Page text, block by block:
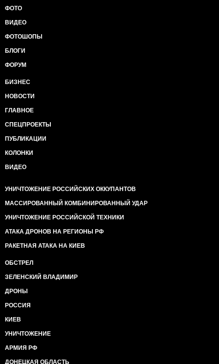
ФОТО
ВИДЕО
ФОТОШОПЫ
БЛОГИ
ФОРУМ
БИЗНЕС
НОВОСТИ
ГЛАВНОЕ
СПЕЦПРОЕКТЫ
ПУБЛИКАЦИИ
КОЛОНКИ
ВИДЕО
УНИЧТОЖЕНИЕ РОССИЙСКИХ ОККУПАНТОВ
МАССИРОВАННЫЙ КОМБИНИРОВАННЫЙ УДАР
УНИЧТОЖЕНИЕ РОССИЙСКОЙ ТЕХНИКИ
АТАКА ДРОНОВ НА РЕГИОНЫ РФ
РАКЕТНАЯ АТАКА НА КИЕВ
ОБСТРЕЛ
ЗЕЛЕНСКИЙ ВЛАДИМИР
ДРОНЫ
РОССИЯ
КИЕВ
УНИЧТОЖЕНИЕ
АРМИЯ РФ
ДОНЕЦКАЯ ОБЛАСТЬ